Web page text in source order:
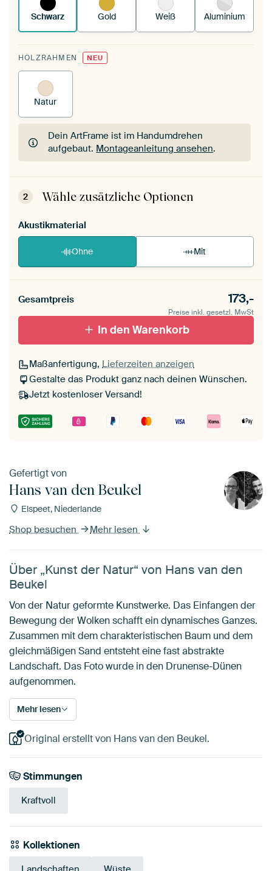
Schwarz Gold Weiß Aluminium
HOLZRAHMEN NEU
Natur
Dein ArtFrame ist im Handumdrehen
aufgebaut. Montageanleitung ansehen.
Dein ArtFrame ist im Handumdrehen
aufgebaut.Montageanleitung ansehen
2 Wähle zusätzliche Optionen
Akustikmaterial
Ohne Mit
Gesamtpreis 173,-
Preise inkl. gesetzl. MwSt
In den Warenkorb
Maßanfertigung, Lieferzeiten anzeigen
Gestalte das Produkt ganz nach deinen Wünschen.
Jetzt kostenloser Versand!
Gefertigt von
Hans van den Beukel
Elspeet, Niederlande
Shop besuchen Mehr lesen
Über „Kunst der Natur“ von Hans van den
Beukel
Von der Natur geformte Kunstwerke. Das Einfangen der
Bewegung der Wolken schafft ein dynamisches Ganzes.
Zusammen mit dem charakteristischen Baum und dem
gleichmäßigen Sand entsteht eine fast abstrakte
Landschaft. Das Foto wurde in den Drunense-Dünen
aufgenommen.
Mehr lesen
Original erstellt von Hans van den Beukel.
Stimmungen
Kraftvoll
Kollektionen